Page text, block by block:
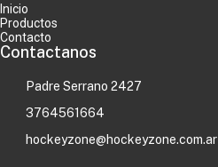
Inicio
Productos
Contacto
Contactanos
Padre Serrano 2427
3764561664
hockeyzone@hockeyzone.com.ar